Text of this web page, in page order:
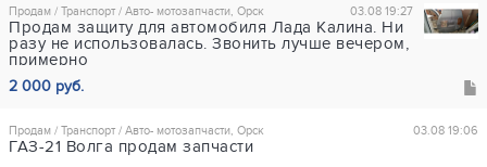
03.08 19:27
Продам / Транспорт / Авто- мотозапчасти, Орск
Продам защиту для автомобиля Лада Калина. Ни
разу не использовалась. Звонить лучше вечером,
примерно
2 000 руб.
03.08 19:06
Продам / Транспорт / Авто- мотозапчасти, Орск
ГАЗ-21 Волга продам запчасти